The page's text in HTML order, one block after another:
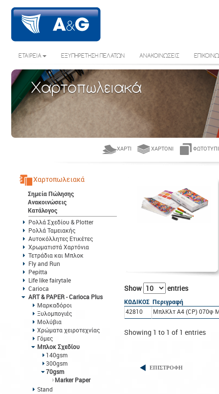
ΕΤΑΙΡΕΙΑ ΕΞΥΠΗΡΕΤΗΣΗ ΠΕΛΑΤΩΝ ΑΝΑΚΟΙΝΩΣΕΙΣ
Χαρτοπωλειακά
ΧΑΡΤΊ ΧΑΡΤΌΝΙ
Χαρτοπωλειακά
Σημεία Πώλησης
Ανακοινώσεις
Κατάλογος
Ρολλά Σχεδίου & Plotter
Ρολλά Ταμειακής
Αυτοκόλλητες Ετικέτες
Χρωματιστά Χαρτόνια
Τετράδια και Μπλοκ
Fly and Run
Pepitta
Life like fairytale
Carioca
ART & PAPER - Carioca Plus
Μαρκαδόροι
Ξυλομπογιές
Μολύβια
Χρώματα χειροτεχνίας
Γόμες
Μπλοκ Σχεδίου
140gsm
300gsm
70gsm
Marker Paper
Stand
Show entries
ΚΩΔΙΚΟΣ Περιγραφή
42810
ΜπλΚλτ A4 (CP) 070φ
Showing 1 to 1 of 1 entries
ΕΠΙΣΤΡΟΦΗ